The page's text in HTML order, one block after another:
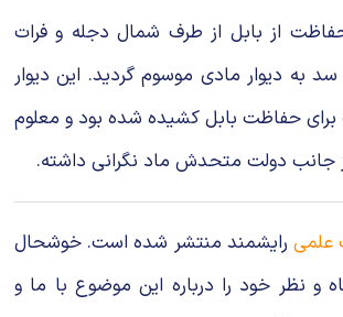
از بابل از طرف شمال دجله و فرات
به دیوار مادی موسوم گردید. این دیوار
حفاظت بابل کشیده شده بود و معلوم
جانب دولت متحدش ماد نگرانی داشته.
علمیرایشمند منتشر شده است. خوشحال
و نظر خود را درباره این موضوع با ما و